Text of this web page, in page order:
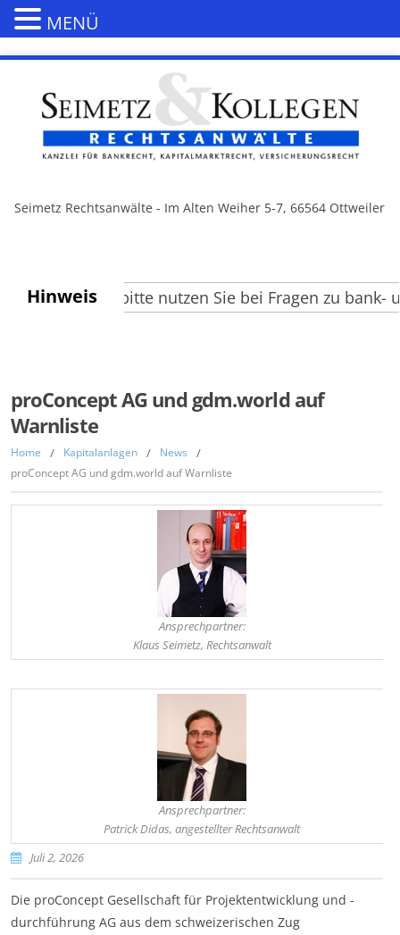
Seimetz Rechtsanwälte - Im Alten Weiher 5-7, 66564 Ottweiler
Hinweisbitte nutzen Sie bei Fragen zu bank-
proConcept AG und gdm.world auf
Warnliste
Home / Kapitalanlagen / News /
proConcept AG und gdm.world auf Warnliste
Ansprechpartner:
Klaus Seimetz, Rechtsanwalt
Ansprechpartner:
Patrick Didas, angestellter Rechtsanwalt
Juli 2, 2026
Die proConcept Gesellschaft für Projektentwicklung und -
durchführung AG aus dem schweizerischen Zug
MENÜ